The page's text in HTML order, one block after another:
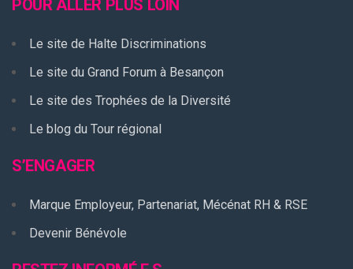
POUR ALLER PLUS LOIN
Le site de Halte Discriminations
Le site du Grand Forum à Besançon
Le site des Trophées de la Diversité
Le blog du Tour régional
S’ENGAGER
Marque Employeur, Partenariat, Mécénat RH & RSE
Devenir Bénévole